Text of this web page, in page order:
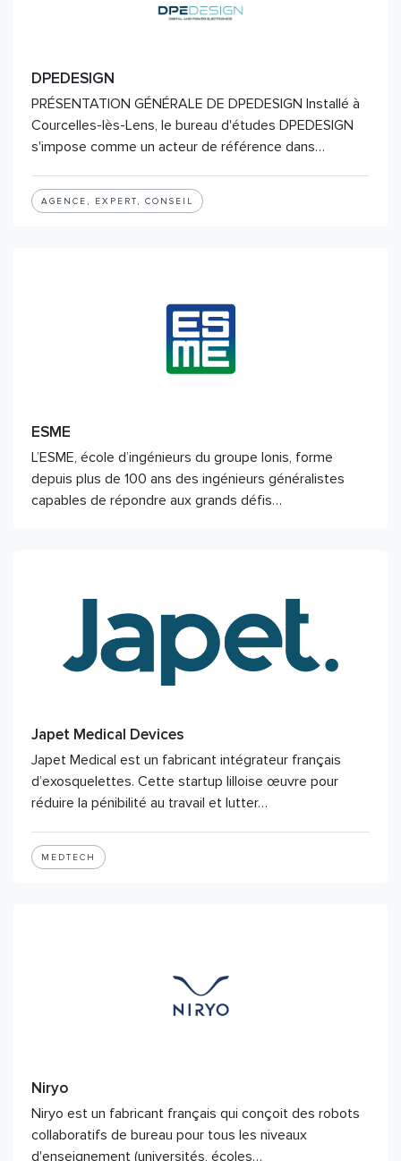
DPEDESIGN
PRÉSENTATION GÉNÉRALE DE DPEDESIGN Installé à
Courcelles-lès-Lens, le bureau d'études DPEDESIGN
s'impose comme un acteur de référence dans…
AGENCE, EXPERT, CONSEIL
ESME
L’ESME, école d’ingénieurs du groupe Ionis, forme
depuis plus de 100 ans des ingénieurs généralistes
capables de répondre aux grands défis…
Japet Medical Devices
Japet Medical est un fabricant intégrateur français
d’exosquelettes. Cette startup lilloise œuvre pour
réduire la pénibilité au travail et lutter…
MEDTECH
Niryo
Niryo est un fabricant français qui conçoit des robots
collaboratifs de bureau pour tous les niveaux
d'enseignement (universités, écoles…